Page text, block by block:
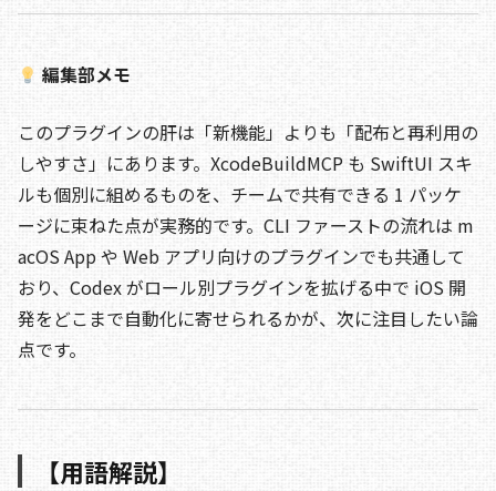
編集部メモ
このプラグインの肝は「新機能」よりも「配布と再利用の
しやすさ」にあります。XcodeBuildMCP も SwiftUI スキ
ルも個別に組めるものを、チームで共有できる 1 パッケ
ージに束ねた点が実務的です。CLI ファーストの流れは m
acOS App や Web アプリ向けのプラグインでも共通して
おり、Codex がロール別プラグインを拡げる中で iOS 開
発をどこまで自動化に寄せられるかが、次に注目したい論
点です。
【用語解説】